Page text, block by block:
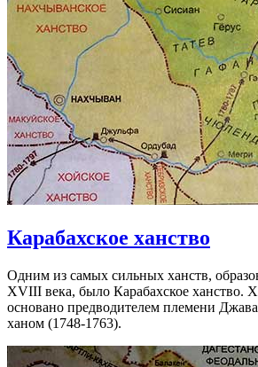
Карабахское ханство
Одним из самых сильных ханств,
XVIII века, было Карабахское ханство.
основано предводителем племени
ханом (1748-1763).